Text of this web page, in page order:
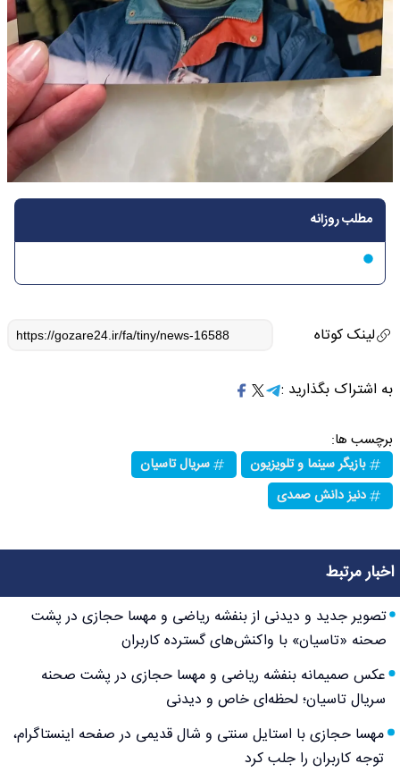
مطلب روزانه
لینک کوتاه
به اشتراک بگذارید :
برچسب ها:
بازیگر سینما و تلویزیون
سریال تاسیان
دنیز دانش صمدی
اخبار مرتبط
تصویر جدید و دیدنی از بنفشه ریاضی و مهسا حجازی در پشت
صحنه «تاسیان» با واکنش‌های گسترده کاربران
عکس صمیمانه بنفشه ریاضی و مهسا حجازی در پشت صحنه
سریال تاسیان؛ لحظه‌ای خاص و دیدنی
مهسا حجازی با استایل سنتی و شال قدیمی در صفحه اینستاگرام،
توجه کاربران را جلب کرد